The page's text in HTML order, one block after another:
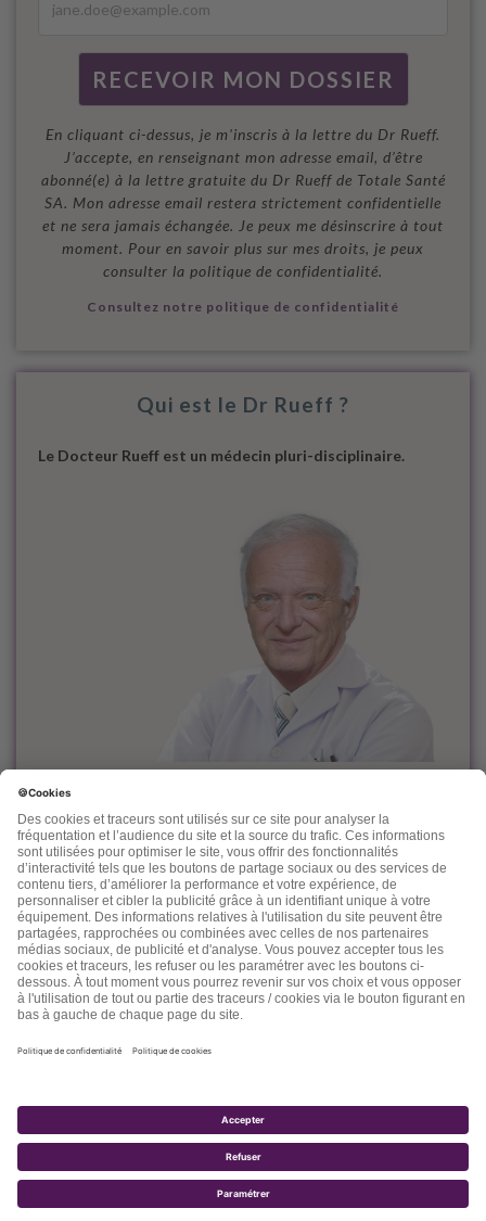
En cliquant ci-dessus, je m'inscris à la lettre du Dr Rueff.
J’accepte, en renseignant mon adresse email, d’être
abonné(e) à la lettre gratuite du Dr Rueff de Totale Santé
SA. Mon adresse email restera strictement confidentielle
et ne sera jamais échangée. Je peux me désinscrire à tout
moment. Pour en savoir plus sur mes droits, je peux
consulter la politique de confidentialité.
Consultez notre politique de confidentialité
Qui est le Dr Rueff ?
Le Docteur Rueff est un médecin pluri-disciplinaire.
Le docteur Dominique Rueff, diplômé Universitaire de
Cancérologie, est, depuis des années un fervent défenseur
de la prévention et de l'accompagnement nutritionnel et
environnemental des maladies liées à l'âge.
Désireux de découvrir d'autres thérapeutiques et d'en
mesurer les effets, il n'hésite pas à s'ouvrir vers d'autres
connaissances comme la médecine chinoise, l'homéopathie,
la phytothérapie et quelques autres. Dans ses "lettres" il
nous fait partager son expérience, ses connaissances, ses
espoirs et parfois ses doutes.
2017 - TOTALE SANTÉ SA - TOUS DROITS RÉSERVÉS